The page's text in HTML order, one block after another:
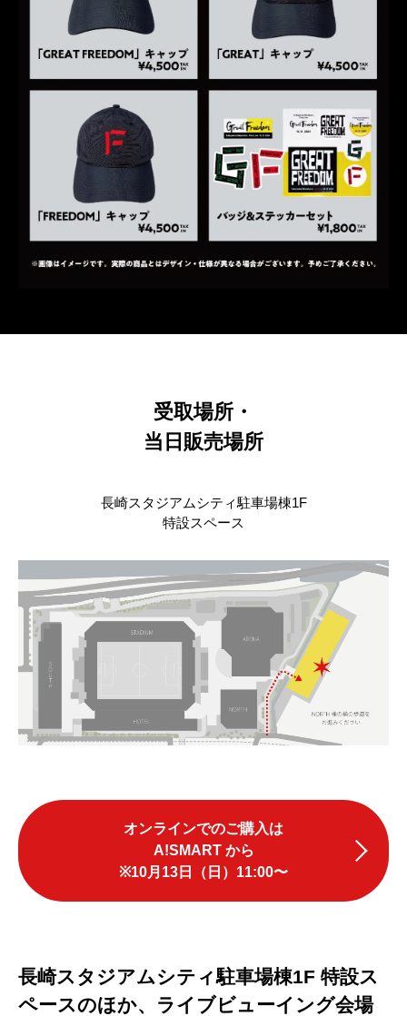
受取場所・
当日販売場所
長崎スタジアムシティ駐車場棟1F
特設スペース
オンラインでのご購入は
A!SMART から
※10月13日（日）11:00〜
長崎スタジアムシティ駐車場棟1F 特設ス
ペースのほか、 ライブビューイング会場